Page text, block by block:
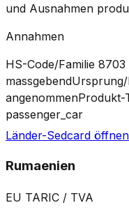
und Ausnahmen
Annahmen
HS-Code/Familie
massgebend
angenommenProdukt-
passenger_car
Länder-Sedcard öffnen
Rumaenien
EU TARIC / TVA